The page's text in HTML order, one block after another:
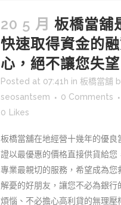
20 5 月 板橋當舖
快速取得資金的
心，絕不讓您失望
Posted at 07:41h in 板橋當舖
seosantsem
0 Comments
0 Likes
板橋當舖在地經營十幾年的優良
證以最優惠的價格直接供貨給您
專業最親切的服務，希望成為您
解憂的好朋友，讓您不必為銀行
煩惱、不必擔心高利貸的無理壓